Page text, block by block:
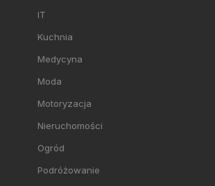
IT
Kuchnia
Medycyna
Moda
Motoryzacja
Nieruchomości
Ogród
Podróżowanie